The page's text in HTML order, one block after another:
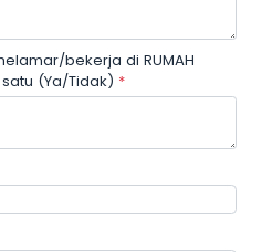
bekerja di RUMAH
satu (Ya/Tidak) *